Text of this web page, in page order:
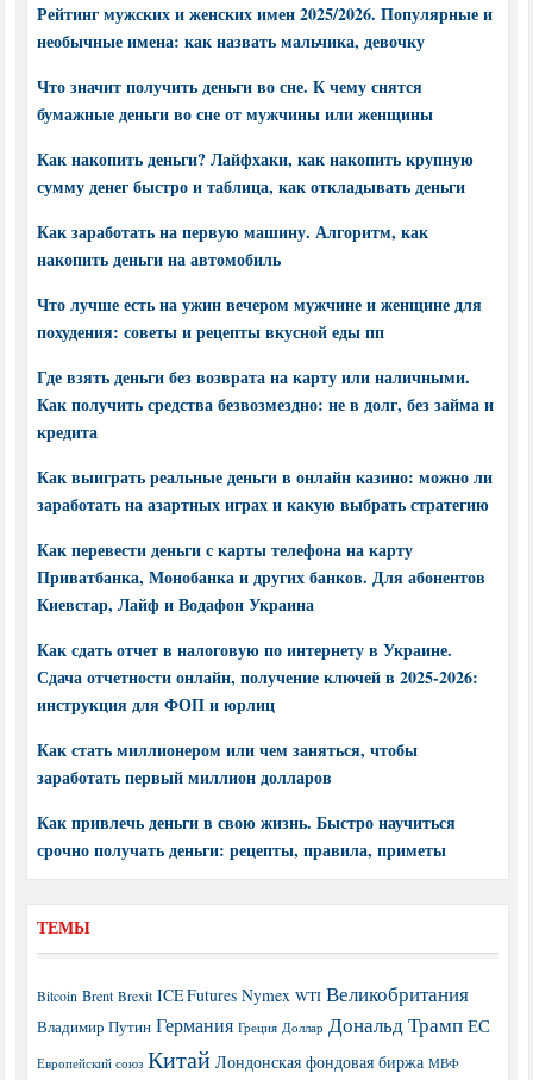
Рейтинг мужских и женских имен 2025/2026. Популярные и
необычные имена: как назвать мальчика, девочку
Что значит получить деньги во сне. К чему снятся
бумажные деньги во сне от мужчины или женщины
Как накопить деньги? Лайфхаки, как накопить крупную
сумму денег быстро и таблица, как откладывать деньги
Как заработать на первую машину. Алгоритм, как
накопить деньги на автомобиль
Что лучше есть на ужин вечером мужчине и женщине для
похудения: советы и рецепты вкусной еды пп
Где взять деньги без возврата на карту или наличными.
Как получить средства безвозмездно: не в долг, без займа и
кредита
Как выиграть реальные деньги в онлайн казино: можно ли
заработать на азартных играх и какую выбрать стратегию
Как перевести деньги с карты телефона на карту
Приватбанка, Монобанка и других банков. Для абонентов
Киевстар, Лайф и Водафон Украина
Как сдать отчет в налоговую по интернету в Украине.
Сдача отчетности онлайн, получение ключей в 2025-2026:
инструкция для ФОП и юрлиц
Как стать миллионером или чем заняться, чтобы
заработать первый миллион долларов
Как привлечь деньги в свою жизнь. Быстро научиться
срочно получать деньги: рецепты, правила, приметы
ТЕМЫ
Bitcoin Brent Brexit ICE Futures Nymex WTI Великобритания
Владимир Путин Германия Греция Доллар Дональд Трамп ЕС
Европейский союз Китай Лондонская фондовая биржа МВФ